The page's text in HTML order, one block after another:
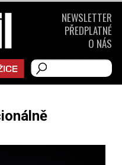
NEWSLETTER
PŘEDPLATNÉ
O NÁS